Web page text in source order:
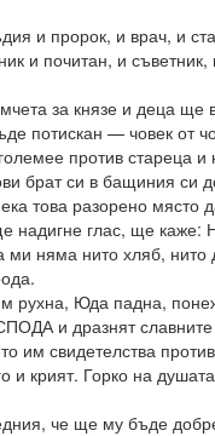
и пророк, и врач, и
и почитан, и
за князе и деца ще
потискан — човек от
против стареца и
брат си в бащиния
това разорено място
надигне глас, ще каже:
ми няма нито хляб, нито
рухна, Юда падна,
и дразнят
им свидетелства
и крият. Горко на
че ще му бъде